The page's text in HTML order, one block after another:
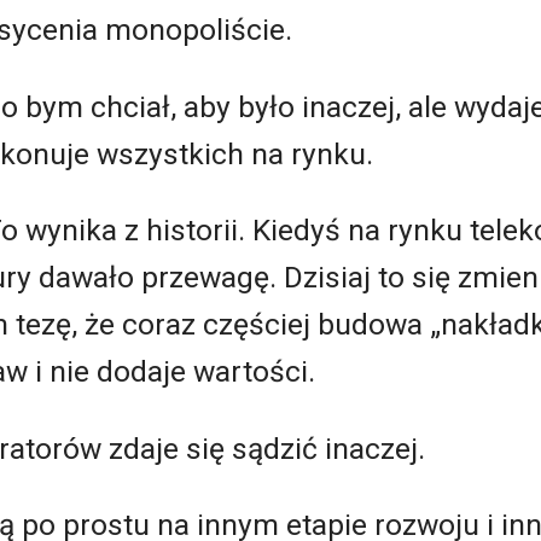
monopoliście.
bym chciał, aby było inaczej, ale
wszystkich na rynku.
wynika z historii. Kiedyś na rynku
dawało przewagę. Dzisiaj to się
że coraz częściej budowa
i nie dodaje wartości.
zdaje się sądzić inaczej.
po prostu na innym etapie rozwoju i